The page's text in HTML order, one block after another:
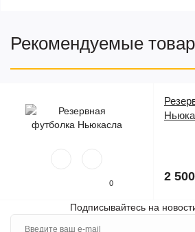
Рекомендуемые
0 2
Подписывайтесь на